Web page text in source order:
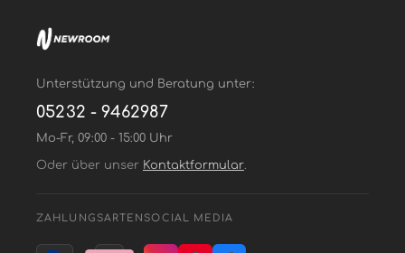
Unterstützung und Beratung unter:
05232 - 9462987
Mo-Fr, 09:00 - 15:00 Uhr
Oder über unser Kontaktformular.
ZAHLUNGSARTEN SOCIAL MEDIA